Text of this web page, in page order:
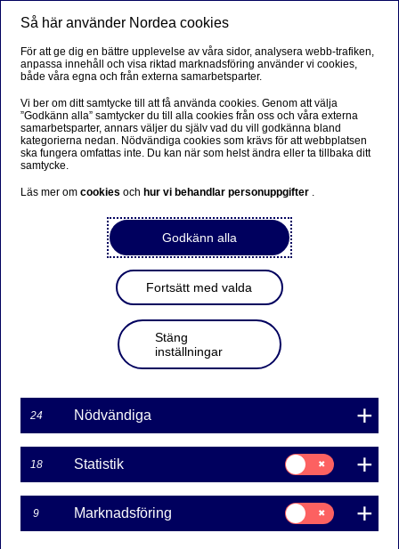
Total IN Bas
Total IN Bas är en heltäckande lösning för effektiv
hantering av inbetalningar och är unik på den svenska
betalningsmarknaden.
Kontakta oss för att komma igång
Betalningar
Vad är Total IN Bas?
I Total IN Bas samlas hela inbetalningsflödet och
företaget får en enhetlig redovisning oavsett
Du får en transaktionsfil per dag med alla
inbetalningar till PlusGirokonton (både PlusGiro-
Så här använder Nordea cookies
För att ge dig en bättre upplevelse av våra sidor, analysera webb-trafiken,
anpassa innehåll och visa riktad marknadsföring använder vi cookies,
både våra egna och från externa samarbetsparter.
Vi ber om ditt samtycke till att få använda cookies. Genom att välja
”Godkänn alla” samtycker du till alla cookies från oss och våra externa
samarbetsparter, annars väljer du själv vad du vill godkänna bland
kategorierna nedan. Nödvändiga cookies som krävs för att webbplatsen
ska fungera omfattas inte. Du kan när som helst ändra eller ta tillbaka ditt
samtycke.
Läs mer omcookiesoch hur vi behandlar personuppgifter .
Godkänn alla
Fortsätt med valda
Stäng
inställningar
24 Nödvändiga
18 Statistik
Samtycke
för:
Statistik
9 Marknadsföring
Samtycke
för:
Marknadsföring